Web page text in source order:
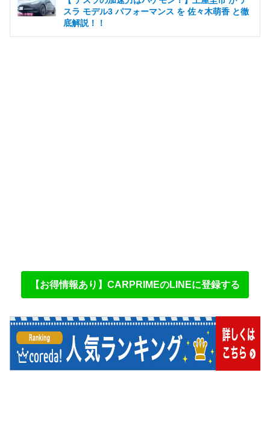
スラ モデル3 パフォーマンス を 佐々木萌香 と徹
底解説！！
【お得情報あり】CARPRIMEのLINEに登録する